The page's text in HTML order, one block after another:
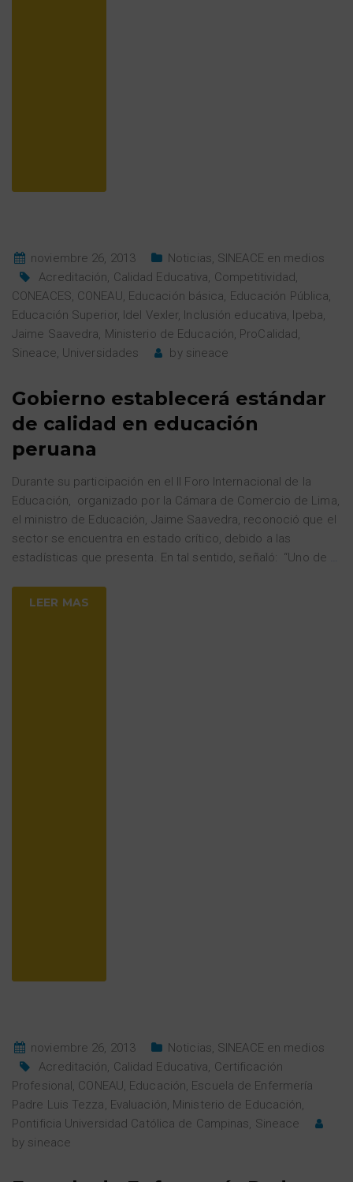
noviembre 26, 2013 Noticias, SINEACE en medios
Acreditación, Calidad Educativa, Competitividad,
CONEACES, CONEAU, Educación básica, Educación Pública,
Educación Superior, Idel Vexler, Inclusión educativa, Ipeba,
Jaime Saavedra, Ministerio de Educación, ProCalidad,
Sineace, Universidades by sineace
Gobierno establecerá estándar
de calidad en educación
peruana
Durante su participación en el II Foro Internacional de la
Educación, organizado por la Cámara de Comercio de Lima,
el ministro de Educación, Jaime Saavedra, reconoció que el
sector se encuentra en estado crítico, debido a las
estadísticas que presenta. En tal sentido, señaló: “Uno de
LEER MAS
noviembre 26, 2013 Noticias, SINEACE en medios
Acreditación, Calidad Educativa, Certificación
Profesional, CONEAU, Educación, Escuela de Enfermería
Padre Luis Tezza, Evaluación, Ministerio de Educación,
Pontificia Universidad Católica de Campinas, Sineace
by sineace